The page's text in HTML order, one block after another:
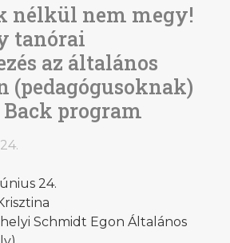
nélkül nem megy!
tanórai
az általános
(pedagógusoknak)
Back program
24.
Schmidt Egon Általános